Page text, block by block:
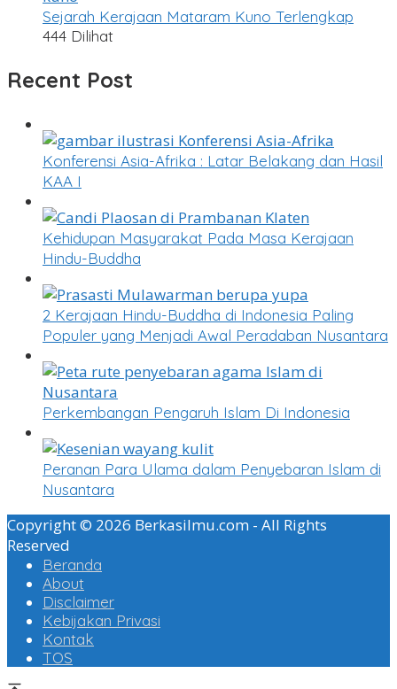
Sejarah Kerajaan Mataram Kuno Terlengkap
444 Dilihat
Recent Post
Konferensi Asia-Afrika : Latar Belakang dan Hasil
KAA I
Kehidupan Masyarakat Pada Masa Kerajaan
Hindu-Buddha
2 Kerajaan Hindu-Buddha di Indonesia Paling
Populer yang Menjadi Awal Peradaban Nusantara
Perkembangan Pengaruh Islam Di Indonesia
Peranan Para Ulama dalam Penyebaran Islam di
Nusantara
Copyright © 2026 Berkasilmu.com - All Rights
Reserved
Beranda
About
Disclaimer
Kebijakan Privasi
Kontak
TOS